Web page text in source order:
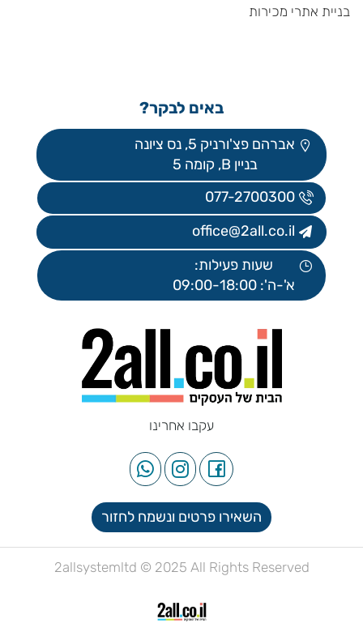
בניית אתרי מכירות
באים לבקר?
אברהם פצ'ורניק 5, נס ציונה
בניין B, קומה 5
077-2700300
office@2all.co.il
שעות פעילות:
א'-ה': 09:00-18:00
עקבו אחרינו
השאירו פרטים ונשמח לחזור
2allsystemltd © 2025 All Rights Reserved